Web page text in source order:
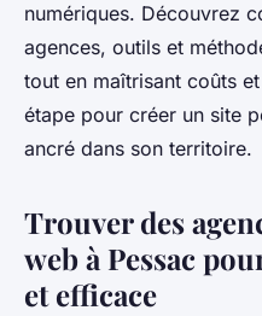
numériques. Découvrez
agences, outils et
tout en maîtrisant coûts
étape pour créer un site
ancré dans son territoire.
Trouver des
web à Pessac
et efficace